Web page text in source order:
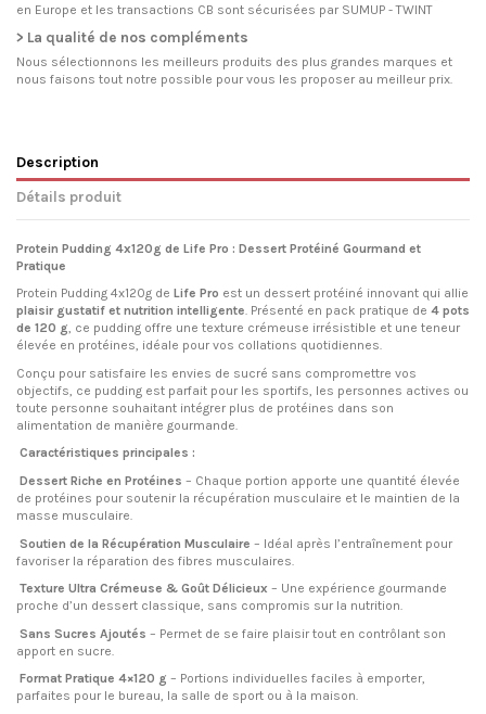
en Europe et les transactions CB sont sécurisées par SUMUP - TWINT
> La qualité de nos compléments
Nous sélectionnons les meilleurs produits des plus grandes marques et
nous faisons tout notre possible pour vous les proposer au meilleur prix.
Description
Détails produit
Protein Pudding 4x120g de Life Pro : Dessert Protéiné Gourmand et
Pratique
Protein Pudding 4x120g de Life Pro est un dessert protéiné innovant qui allie
plaisir gustatif et nutrition intelligente. Présenté en pack pratique de 4 pots
de 120 g, ce pudding offre une texture crémeuse irrésistible et une teneur
élevée en protéines, idéale pour vos collations quotidiennes.
Conçu pour satisfaire les envies de sucré sans compromettre vos
objectifs, ce pudding est parfait pour les sportifs, les personnes actives ou
toute personne souhaitant intégrer plus de protéines dans son
alimentation de manière gourmande.
Caractéristiques principales :
Dessert Riche en Protéines – Chaque portion apporte une quantité élevée
de protéines pour soutenir la récupération musculaire et le maintien de la
masse musculaire.
Soutien de la Récupération Musculaire – Idéal après l’entraînement pour
favoriser la réparation des fibres musculaires.
Texture Ultra Crémeuse & Goût Délicieux – Une expérience gourmande
proche d’un dessert classique, sans compromis sur la nutrition.
Sans Sucres Ajoutés – Permet de se faire plaisir tout en contrôlant son
apport en sucre.
Format Pratique 4×120 g – Portions individuelles faciles à emporter,
parfaites pour le bureau, la salle de sport ou à la maison.